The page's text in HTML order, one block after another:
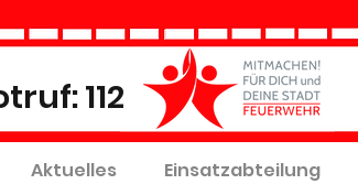
112
Aktuelles Einsatzabteilung